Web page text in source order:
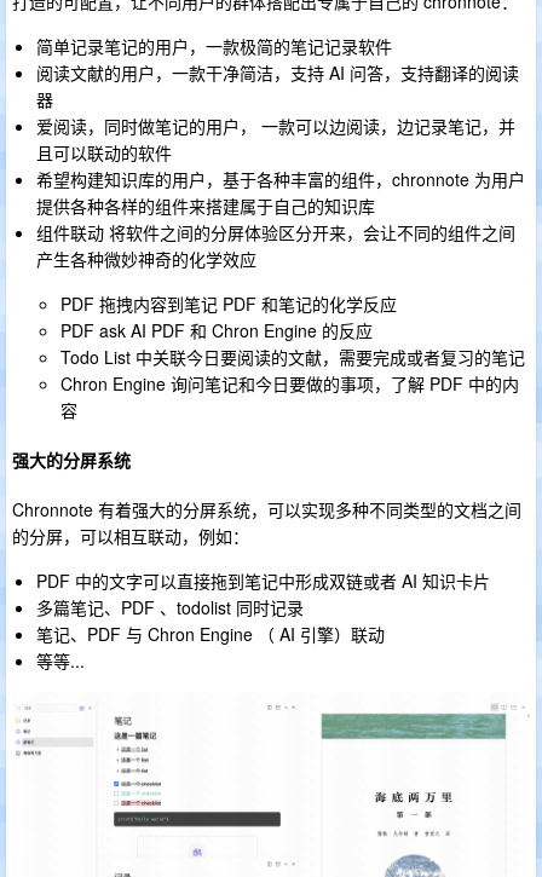
简单记录笔记的用户，一款极简的笔记记录软件
阅读文献的用户，一款干净简洁，支持 AI 问答，支持翻译的阅读
器
爱阅读，同时做笔记的用户， 一款可以边阅读，边记录笔记，并
且可以联动的软件
希望构建知识库的用户，基于各种丰富的组件，chronnote 为用户
提供各种各样的组件来搭建属于自己的知识库
组件联动 将软件之间的分屏体验区分开来，会让不同的组件之间
产生各种微妙神奇的化学效应
PDF 拖拽内容到笔记 PDF 和笔记的化学反应
PDF ask AI PDF 和 Chron Engine 的反应
Todo List 中关联今日要阅读的文献，需要完成或者复习的笔记
Chron Engine 询问笔记和今日要做的事项，了解 PDF 中的内
容
强大的分屏系统
Chronnote 有着强大的分屏系统，可以实现多种不同类型的文档之间
的分屏，可以相互联动，例如：
PDF 中的文字可以直接拖到笔记中形成双链或者 AI 知识卡片
多篇笔记、PDF 、todolist 同时记录
笔记、PDF 与 Chron Engine （ AI 引擎）联动
等等...